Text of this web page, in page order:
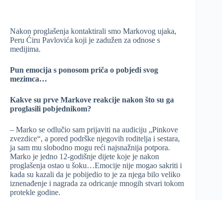
Nakon proglašenja kontaktirali smo Markovog ujaka,
Peru Ćiru Pavlovića koji je zadužen za odnose s
medijima.
Pun emocija s ponosom priča o pobjedi svog
mezimca…
Kakve su prve Markove reakcije nakon što su ga
proglasili pobjednikom?
– Marko se odlučio sam prijaviti na audiciju „Pinkove
zvezdice“, a pored podrške njegovih roditelja i sestara,
ja sam mu slobodno mogu reći najsnažnija potpora.
Marko je jedno 12-godišnje dijete koje je nakon
proglašenja ostao u šoku…Emocije nije mogao sakriti i
kada su kazali da je pobijedio to je za njega bilo veliko
iznenađenje i nagrada za odricanje mnogih stvari tokom
protekle godine.